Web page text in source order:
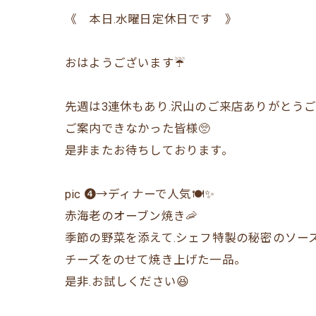
《 本日.水曜日定休日です 》
おはようございます☔️
先週は3連休もあり.沢山のご来店ありがとうご
ご案内できなかった皆様🥺
是非またお待ちしております。
pic ❹→ディナーで人気🍽️✨
赤海老のオーブン焼き🦐
季節の野菜を添えて.シェフ特製の秘密のソー
チーズをのせて焼き上げた一品。
是非.お試しください😆